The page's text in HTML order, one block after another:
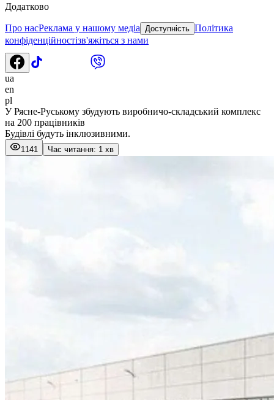
Додатково
Про насРеклама у нашому медіа Доступність Політика
конфіденційностізв'яжіться з нами
ua
en
pl
У Рясне-Руському збудують виробничо-складський комплекс
на 200 працівників
Будівлі будуть інклюзивними.
1141 Час читання: 1 хв